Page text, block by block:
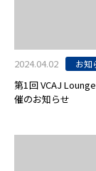
2024.04.02 お知
第1回 VCAJ
催のお知らせ